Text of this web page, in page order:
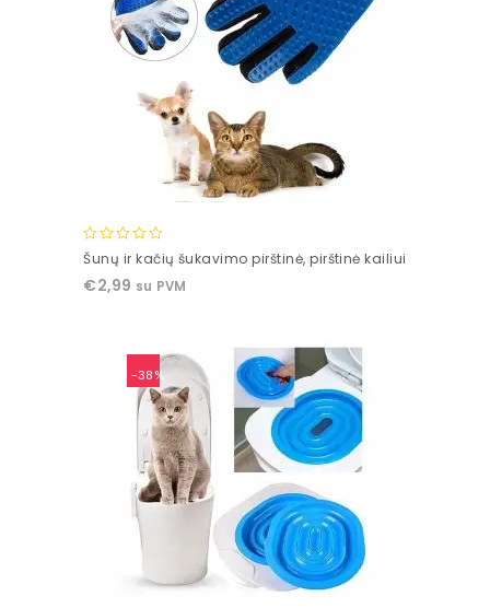
0
of
Šunų ir kačių šukavimo pirštinė, pirštinė kailiui
€2,99 su PVM
-38%